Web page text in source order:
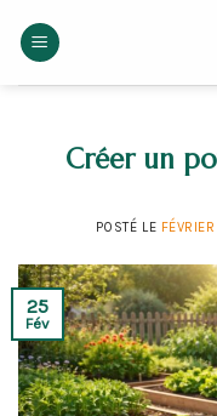
Créer un
POSTÉ LE
25
Fév